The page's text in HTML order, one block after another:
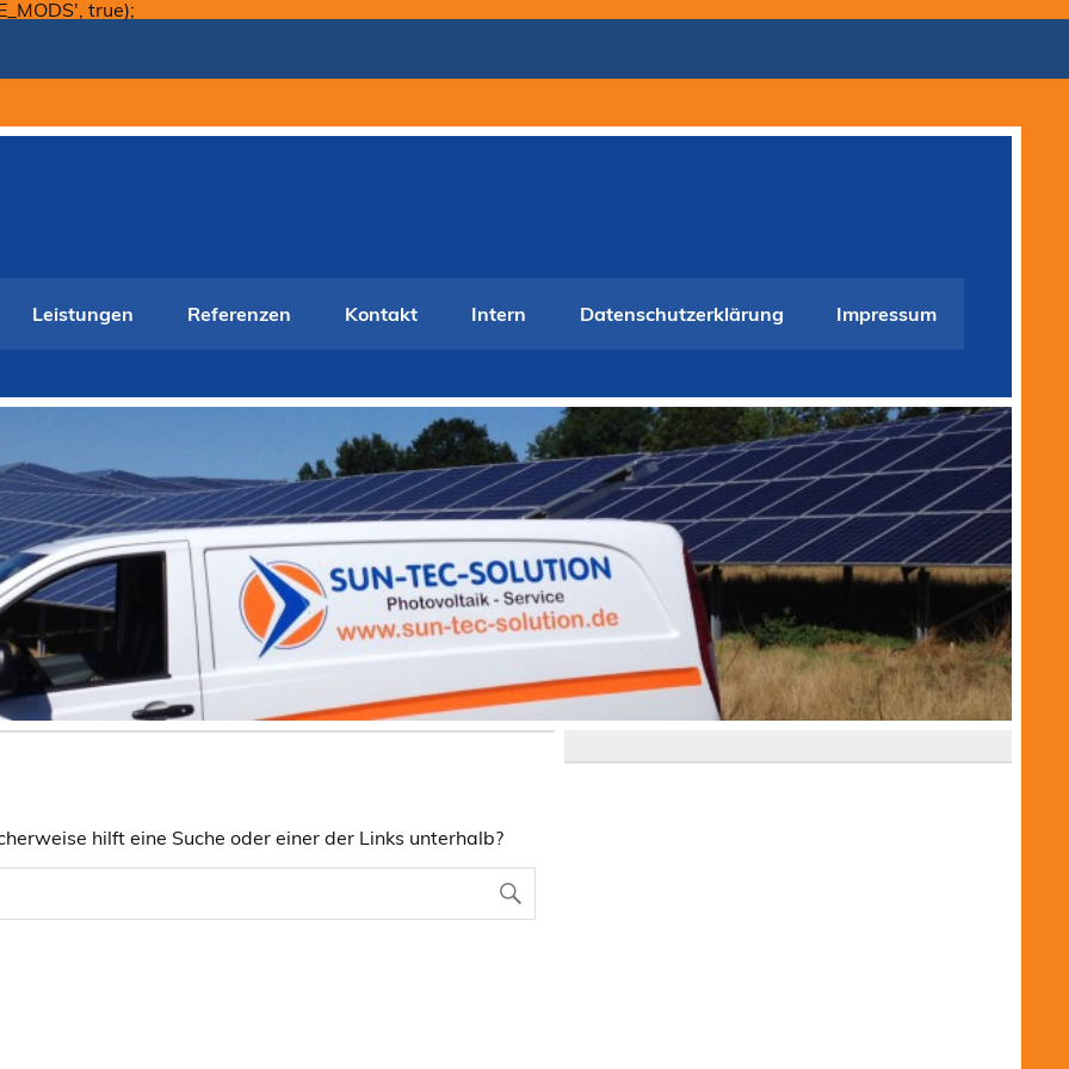
true);
Leistungen Referenzen Kontakt Intern Datenschutzerklärung Impressum
hilft eine Suche oder einer der Links unterhalb?